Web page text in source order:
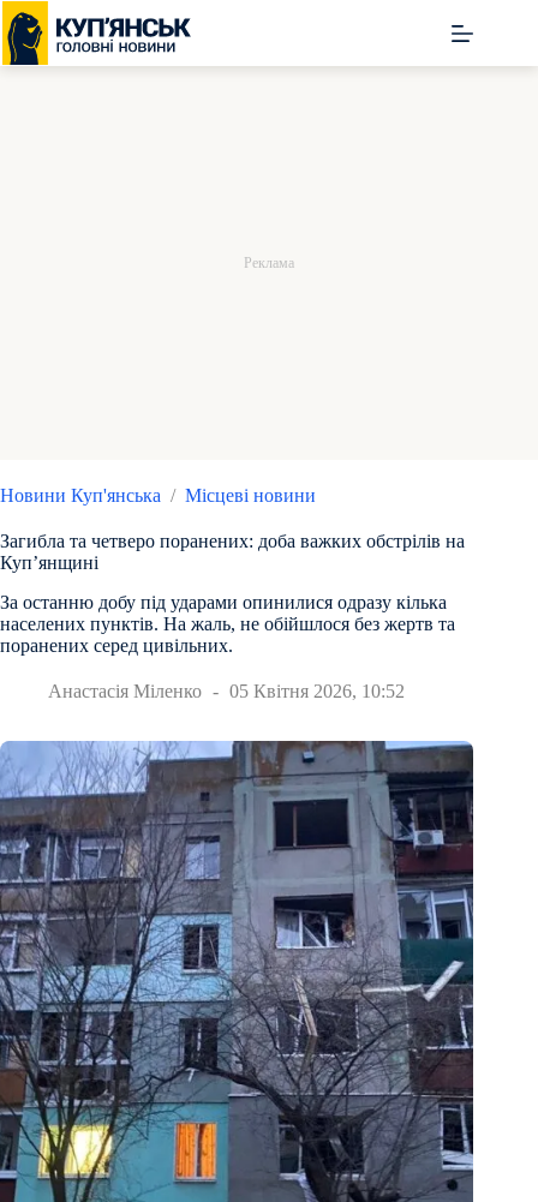
Перейти
до
вмісту
Новини Куп'янська / Місцеві новини
Загибла та четверо поранених: доба важких обстрілів на
Куп’янщині
За останню добу під ударами опинилися одразу кілька
населених пунктів. На жаль, не обійшлося без жертв та
поранених серед цивільних.
Анастасія Міленко 05 Квітня 2026, 10:52